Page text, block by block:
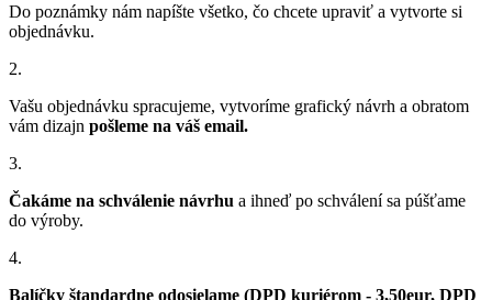
Do poznámky nám napíšte všetko, čo chcete upraviť a vytvorte si
objednávku.
2.
Vašu objednávku spracujeme, vytvoríme grafický návrh a obratom
vám dizajn pošleme na váš email.
3.
Čakáme na schválenie návrhu a ihneď po schválení sa púšťame
do výroby.
4.
Balíčky štandardne odosielame (DPD kuriérom - 3,50eur, DPD